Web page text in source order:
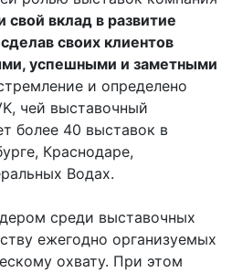
свой вклад в развитие
своих клиентов
успешными и заметными
и определено
чей выставочный
более 40 выставок в
Краснодаре,
Водах.
среди выставочных
ежегодно организуемых
охвату. При этом